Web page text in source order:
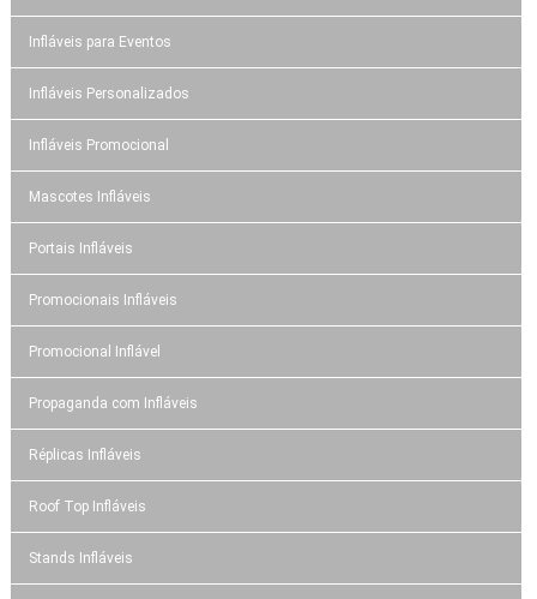
Infláveis para Eventos
Infláveis Personalizados
Infláveis Promocional
Mascotes Infláveis
Portais Infláveis
Promocionais Infláveis
Promocional Inflável
Propaganda com Infláveis
Réplicas Infláveis
Roof Top Infláveis
Stands Infláveis